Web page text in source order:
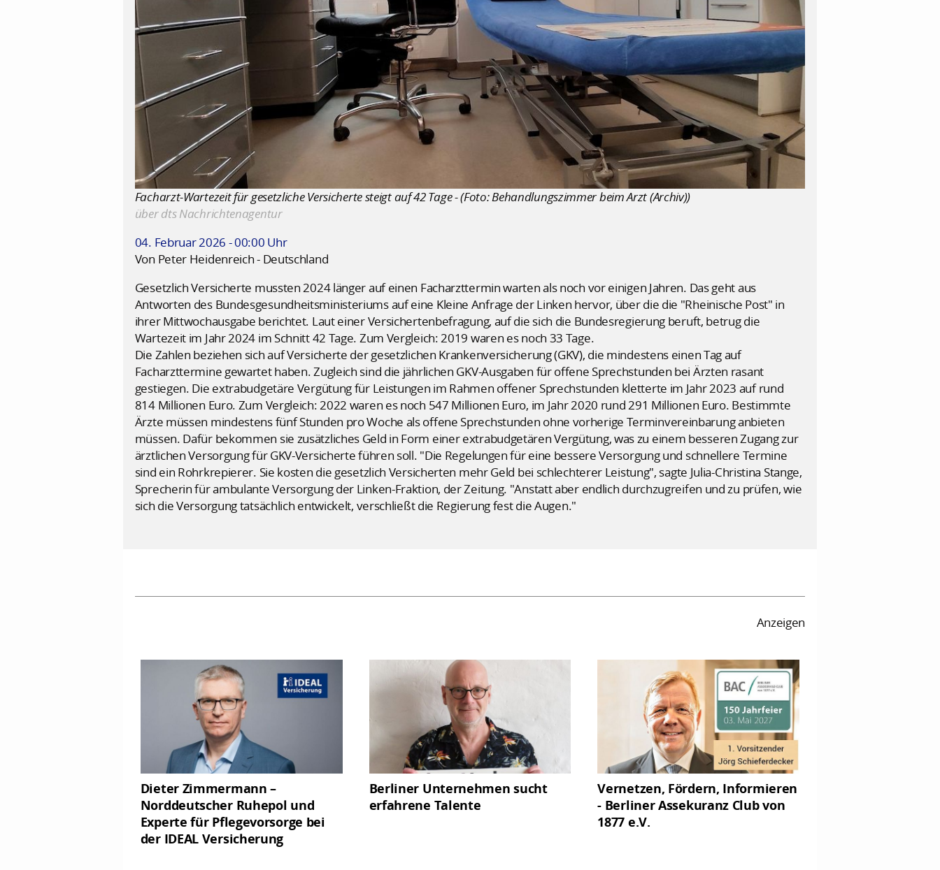
Facharzt-Wartezeit für gesetzliche Versicherte steigt auf 42 Tage - (Foto: Behandlungszimmer beim Arzt (Archiv))
über dts Nachrichtenagentur
04. Februar 2026 - 00:00 Uhr
Von Peter Heidenreich - Deutschland
Gesetzlich Versicherte mussten 2024 länger auf einen Facharzttermin warten als noch vor einigen Jahren. Das geht aus
Antworten des Bundesgesundheitsministeriums auf eine Kleine Anfrage der Linken hervor, über die die "Rheinische Post" in
ihrer Mittwochausgabe berichtet. Laut einer Versichertenbefragung, auf die sich die Bundesregierung beruft, betrug die
Wartezeit im Jahr 2024 im Schnitt 42 Tage. Zum Vergleich: 2019 waren es noch 33 Tage.
Die Zahlen beziehen sich auf Versicherte der gesetzlichen Krankenversicherung (GKV), die mindestens einen Tag auf
Facharzttermine gewartet haben. Zugleich sind die jährlichen GKV-Ausgaben für offene Sprechstunden bei Ärzten rasant
gestiegen. Die extrabudgetäre Vergütung für Leistungen im Rahmen offener Sprechstunden kletterte im Jahr 2023 auf rund
814 Millionen Euro. Zum Vergleich: 2022 waren es noch 547 Millionen Euro, im Jahr 2020 rund 291 Millionen Euro. Bestimmte
Ärzte müssen mindestens fünf Stunden pro Woche als offene Sprechstunden ohne vorherige Terminvereinbarung anbieten
müssen. Dafür bekommen sie zusätzliches Geld in Form einer extrabudgetären Vergütung, was zu einem besseren Zugang zur
ärztlichen Versorgung für GKV-Versicherte führen soll. "Die Regelungen für eine bessere Versorgung und schnellere Termine
sind ein Rohrkrepierer. Sie kosten die gesetzlich Versicherten mehr Geld bei schlechterer Leistung", sagte Julia-Christina Stange,
Sprecherin für ambulante Versorgung der Linken-Fraktion, der Zeitung. "Anstatt aber endlich durchzugreifen und zu prüfen, wie
sich die Versorgung tatsächlich entwickelt, verschließt die Regierung fest die Augen."
Anzeigen
Dieter Zimmermann –
Norddeutscher Ruhepol und
Experte für Pflegevorsorge bei
der IDEAL Versicherung
Berliner Unternehmen sucht
erfahrene Talente
Vernetzen, Fördern, Informieren
- Berliner Assekuranz Club von
1877 e.V.